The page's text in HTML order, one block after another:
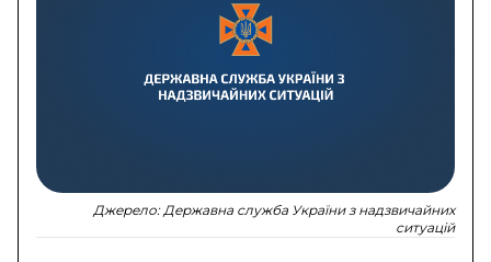
Джерело: Державна служба України з надзвичайних
ситуацій